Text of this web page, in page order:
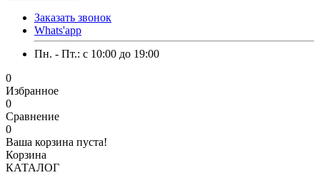
Заказать звонок
Whats'app
Пн. - Пт.: c 10:00 до 19:00
0
Избранное
0
Сравнение
0
Ваша корзина пуста!
Корзина
КАТАЛОГ